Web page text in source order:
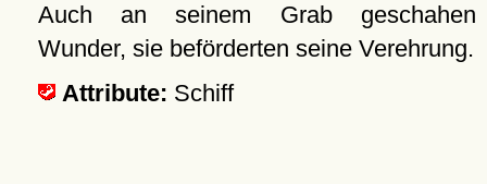
Auch an seinem Grab geschahen
Wunder, sie beförderten seine Verehrung.
Attribute: Schiff